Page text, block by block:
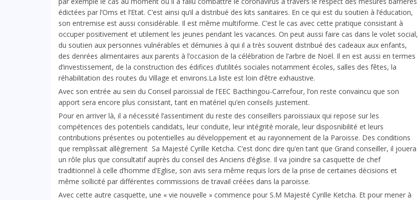
édictées par l’Oms et l’Etat. C’est ainsi qu’il a distribué des kits sanitaires. En ce qui est du soutien à l’éducation,
son entremise est aussi considérable. Il est même multiforme. C’est le cas avec cette pratique consistant à
occuper positivement et utilement les jeunes pendant les vacances. On peut aussi faire cas dans le volet social,
du soutien aux personnes vulnérables et démunies à qui il a très souvent distribué des cadeaux aux enfants,
des denrées alimentaires aux parents à l’occasion de la célébration de l’arbre de Noël. Il en est aussi en termes
d’investissement, de la construction des édifices d’utilités sociales notamment écoles, salles des fêtes, la
réhabilitation des routes du Village et environs.La liste est loin d’être exhaustive.
Avec son entrée au sein du Conseil paroissial de l’EEC Bacthingou-Carrefour, l’on reste convaincu que son
apport sera encore plus consistant, tant en matériel qu’en conseils justement.
Pour en arriver là, il a nécessité l’assentiment du reste des conseillers paroissiaux qui repose sur les
compétences des potentiels candidats, leur conduite, leur intégrité morale, leur disposnibilité et leurs
contributions présentes ou potentielles au développement et au rayonnement de la Paroisse. Des conditions
que remplissait allègrement Sa Majesté Cyrille Ketcha. C’est donc dire qu’en tant que Grand conseiller, il jouera
un rôle plus que consultatif auprès du conseil des Anciens d’église. Il va joindre sa casquette de chef
traditionnel à celle d’homme d’Eglise, son avis sera même requis lors de la prise de certaines décisions et
même sollicité par différentes commissions de travail créées dans la paroisse.
Avec cette autre casquette, une « vie nouvelle » commence pour S.M Majesté Cyrille Ketcha. Et pour mener à